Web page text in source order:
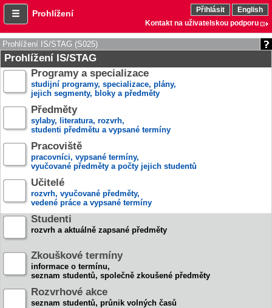
Prohlížení Přihlásit
English
Kontakt na uživatelskou podporu
Prohlížení IS/STAG (S025)
Prohlížení IS/STAG
Programy a specializace
studijní programy, specializace, plány,
jejich segmenty, bloky a předměty
Předměty
sylaby, literatura, rozvrh,
studenti předmětu a vypsané termíny
Pracoviště
pracovníci, vypsané termíny,
vyučované předměty a počty jejich studentů
Učitelé
rozvrh, vyučované předměty,
vedené práce a vypsané termíny
Studenti
rozvrh a aktuálně zapsané předměty
Zkouškové termíny
informace o termínu,
seznam studentů, společně zkoušené předměty
Rozvrhové akce
seznam studentů, průnik volných časů